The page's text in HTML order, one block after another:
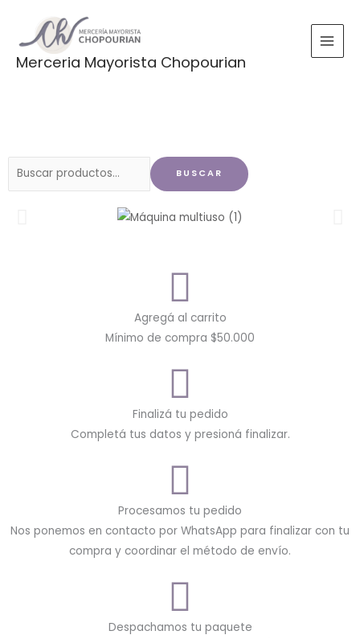
contenido
Merceria Mayorista Chopourian
Buscar
BUSCAR
Agregá al carrito
Mínimo de compra $50.000
Finalizá tu pedido
Completá tus datos y presioná finalizar.
Procesamos tu pedido
Nos ponemos en contacto por WhatsApp para finalizar con tu
compra y coordinar el método de envío.
Despachamos tu paquete